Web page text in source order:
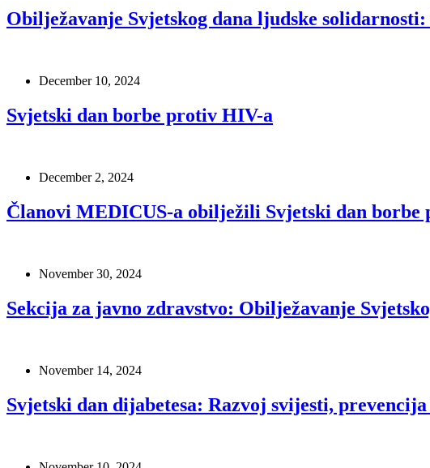
Obilježavanje Svjetskog dana ljudske
December 10, 2024
Svjetski dan borbe protiv HIV-a
December 2, 2024
Članovi MEDICUS-a obilježili Svjetski dan
November 30, 2024
Sekcija za javno zdravstvo: Obilježavanje
November 14, 2024
Svjetski dan dijabetesa: Razvoj svijesti,